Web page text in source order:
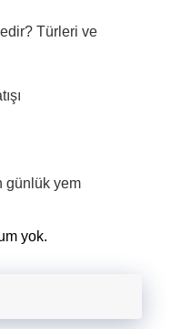
Türleri ve
günlük yem
yok.